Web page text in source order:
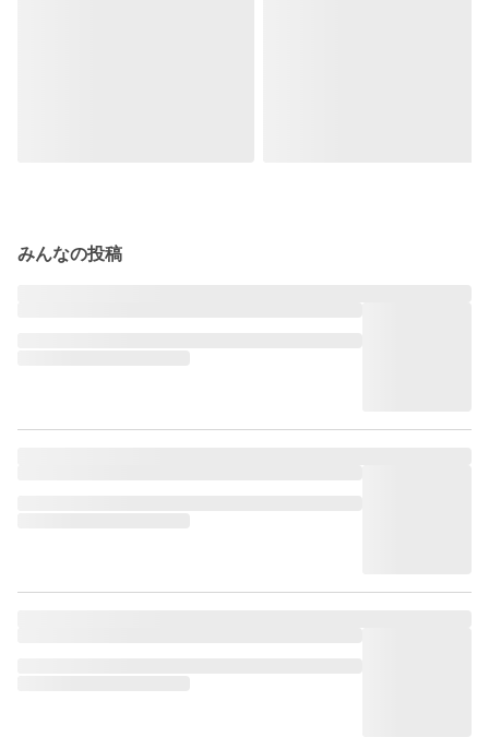
みんなの投稿